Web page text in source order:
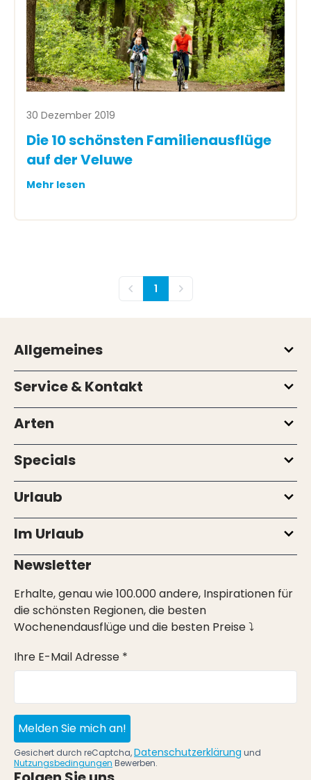
30 Dezember 2019
Die 10 schönsten Familienausflüge
auf der Veluwe
Mehr lesen
Vorherige
1 Nächste
Allgemeines
Service & Kontakt
Arten
Specials
Urlaub
Im Urlaub
Newsletter
Erhalte, genau wie 100.000 andere, Inspirationen für
die schönsten Regionen, die besten
Wochenendausflüge und die besten Preise ⤵
Ihre E-Mail Adresse *
Melden Sie mich an!
Gesichert durch reCaptcha,Datenschutzerklärung und
Nutzungsbedingungen Bewerben.